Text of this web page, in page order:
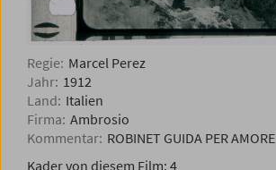
Regie: Marcel Perez
Jahr: 1912
Land: Italien
Firma: Ambrosio
Kommentar: ROBINET GUIDA PER AMORE
Kader von diesem Film: 4